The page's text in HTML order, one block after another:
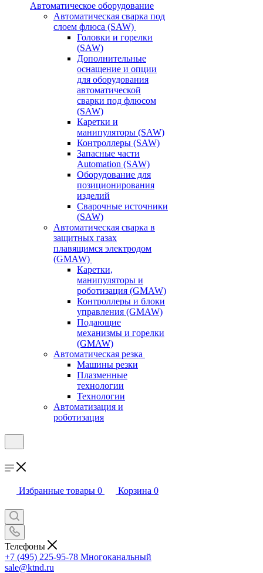
Автоматическое оборудование
Автоматическая сварка под
слоем флюса (SAW)
Головки и горелки
(SAW)
Дополнительные
оснащение и опции
для оборудования
автоматической
сварки под флюсом
(SAW)
Каретки и
манипуляторы (SAW)
Контроллеры (SAW)
Запасные части
Automation (SAW)
Оборудование для
позиционирования
изделий
Сварочные источники
(SAW)
Автоматическая сварка в
защитных газах
плавящимся электродом
(GMAW)
Каретки,
манипуляторы и
роботизация (GMAW)
Контроллеры и блоки
управления (GMAW)
Подающие
механизмы и горелки
(GMAW)
Автоматическая резка
Машины резки
Плазменные
технологии
Технологии
Автоматизация и
роботизация
Избранные товары 0 Корзина 0
Телефоны
+7 (495) 225-95-78 Многоканальный
sale@ktnd.ru